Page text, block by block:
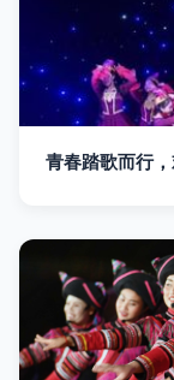
青春踏歌而行